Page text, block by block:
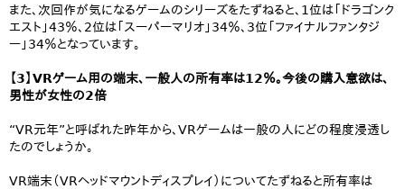
また、次回作が気になるゲームのシリーズをたずねると、1位は「ドラゴンク
エスト」43％、2位は「スーパーマリオ」34％、3位「ファイナルファンタジ
ー」34％となっています。
【3】VRゲーム用の端末、一般人の所有率は12％。今後の購入意欲は、
男性が女性の2倍
“VR元年”と呼ばれた昨年から、VRゲームは一般の人にどの程度浸透し
たのでしょうか。
VR端末（VRヘッドマウントディスプレイ）についてたずねると所有率は